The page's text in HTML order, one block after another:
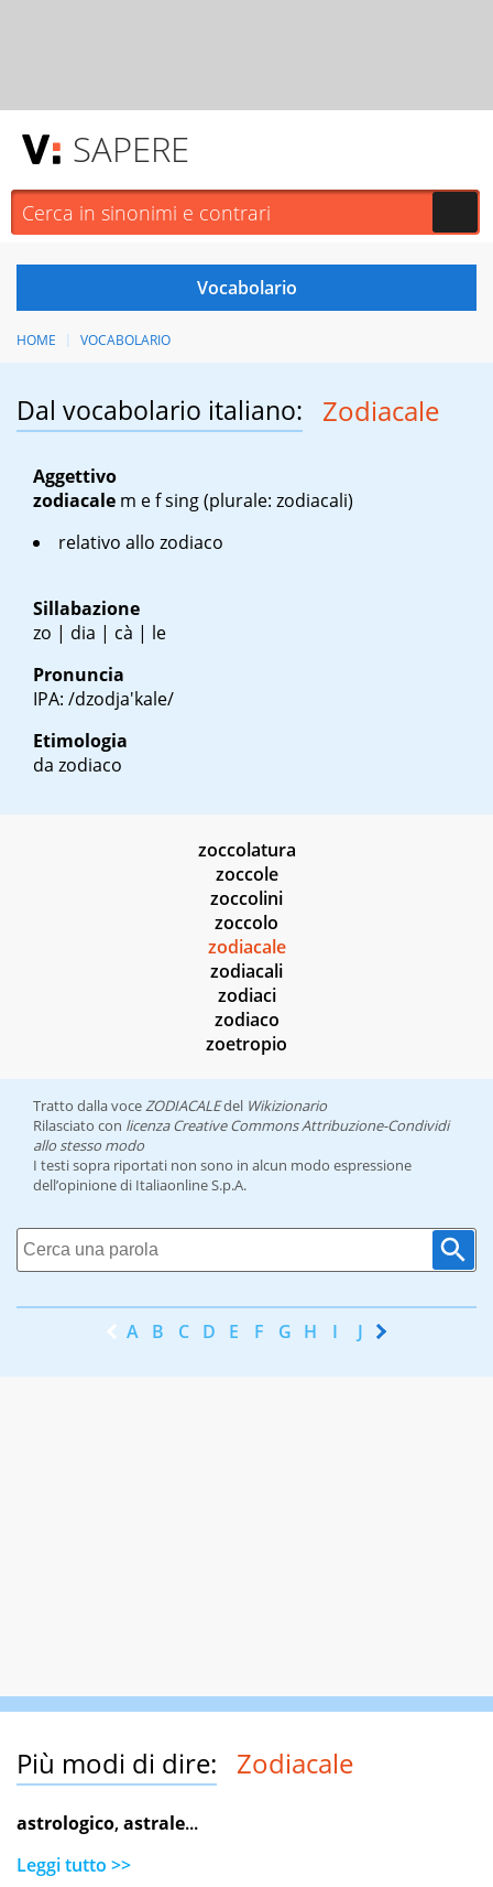
SAPERE
HOME VOCABOLARIO
Dal vocabolario italiano: Zodiacale
Aggettivo
zodiacale m ef sing(plurale: zodiacali)
relativo allo zodiaco
Sillabazione
zo | dia | cà | le
Pronuncia
IPA: /dzodja'kale/
Etimologia
da zodiaco
zoccolatura
zoccole
zoccolini
zoccolo
zodiacale
zodiacali
zodiaci
zodiaco
zoetropio
Tratto dalla voceZODIACALEdel Wikizionario
Rilasciato con licenza Creative Commons Attribuzione-Condividi
allo stesso modo
I testi sopra riportati non sono in alcun modo espressione
dell’opinione di Italiaonline S.p.A.
A B C D E F G H I J K
Più modi di dire: Zodiacale
astrologico,astrale...
Leggi tutto >>